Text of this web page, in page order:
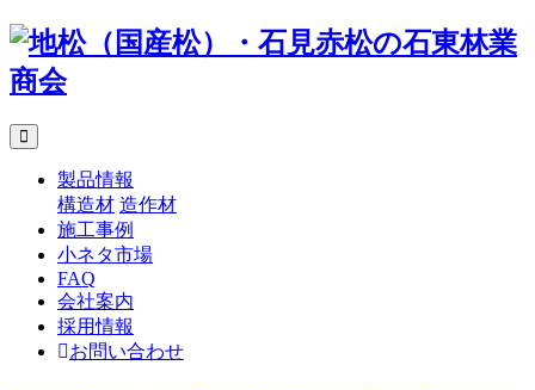
製品情報
構造材 造作材
施工事例
小ネタ市場
FAQ
会社案内
採用情報
お問い合わせ